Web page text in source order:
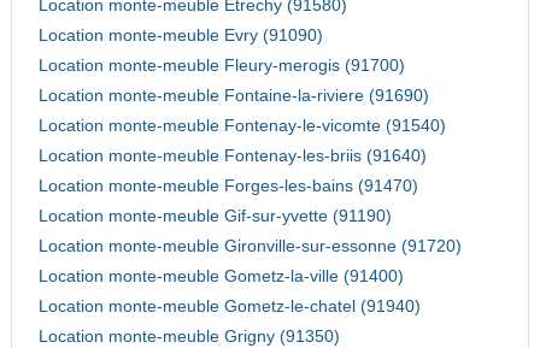
Location monte-meuble Etrechy (91580)
Location monte-meuble Evry (91090)
Location monte-meuble Fleury-merogis (91700)
Location monte-meuble Fontaine-la-riviere (91690)
Location monte-meuble Fontenay-le-vicomte (91540)
Location monte-meuble Fontenay-les-briis (91640)
Location monte-meuble Forges-les-bains (91470)
Location monte-meuble Gif-sur-yvette (91190)
Location monte-meuble Gironville-sur-essonne (91720)
Location monte-meuble Gometz-la-ville (91400)
Location monte-meuble Gometz-le-chatel (91940)
Location monte-meuble Grigny (91350)